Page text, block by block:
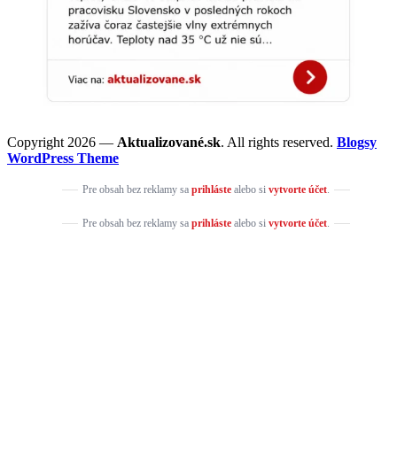
Copyright 2026 — Aktualizované.sk. All rights reserved. Blogsy
WordPress Theme
Pre obsah bez reklamy sa prihlástealebo si vytvorte účet.